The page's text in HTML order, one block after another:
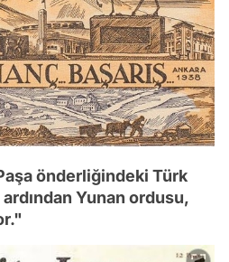
önderliğindeki Türk
Yunan ordusu,